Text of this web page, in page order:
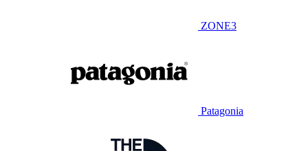
ZONE3
Patagonia